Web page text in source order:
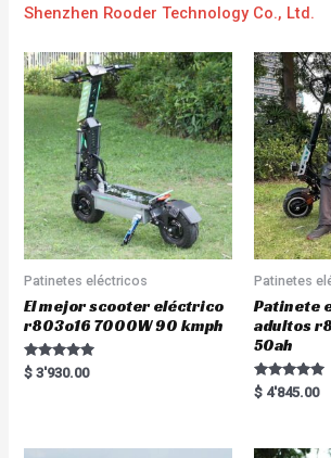
Shenzhen Rooder Technology Co., Ltd.
Patinetes eléctricos
El mejor scooter eléctrico
r803o16 7000W 90 kmph
Rated
5.00
$ 3'930.00
Patinetes
Patinete
adultos
50ah
Rated
5.00
$ 4'845.00